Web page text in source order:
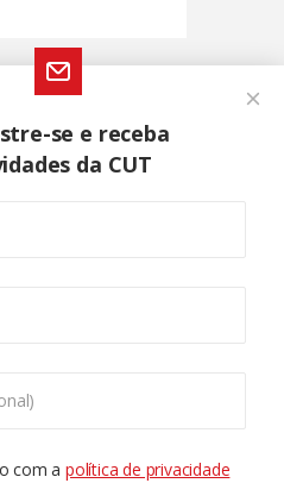
se e receba
da CUT
com apolítica de privacidade